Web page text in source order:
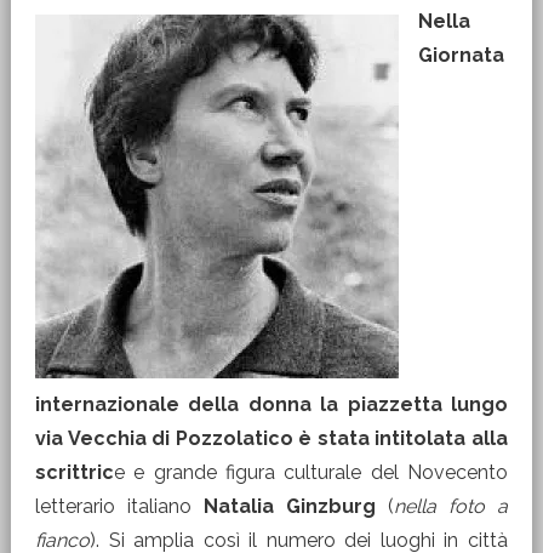
Nella
Giornata
internazionale della donna la piazzetta lungo
via Vecchia di Pozzolatico è stata intitolata alla
scrittrice e grande figura culturale del Novecento
letterario italiano Natalia Ginzburg (nella foto a
fianco). Si amplia così il numero dei luoghi in città